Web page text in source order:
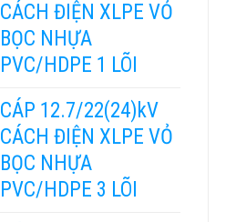
CÁCH ĐIỆN XLPE VỎ
BỌC NHỰA
PVC/HDPE 1 LÕI
CÁP 12.7/22(24)kV
CÁCH ĐIỆN XLPE VỎ
BỌC NHỰA
PVC/HDPE 3 LÕI